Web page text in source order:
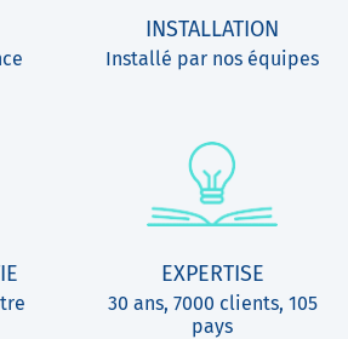
INSTALLATION
Installé par nos équipes
EXPERTISE
30 ans, 7000 clients, 105
pays